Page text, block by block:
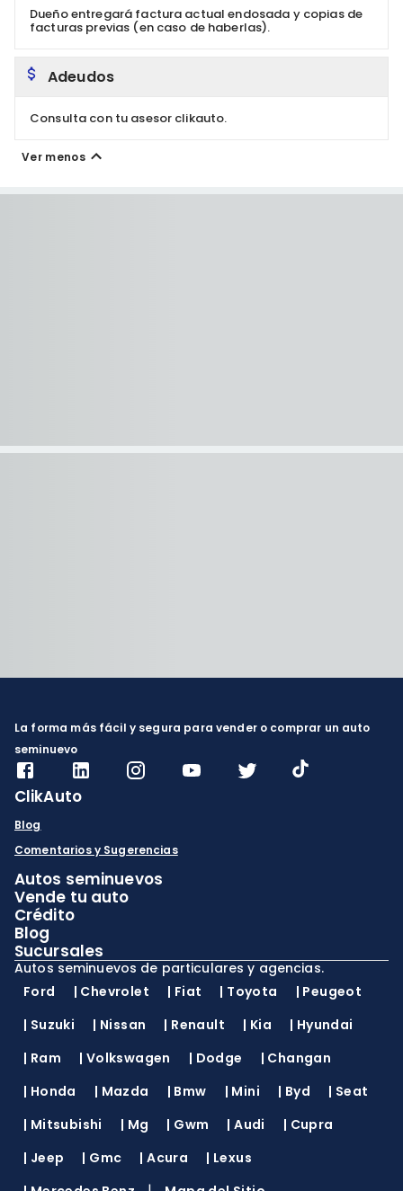
Dueño entregará factura actual endosada y copias de
facturas previas (en caso de haberlas).
Adeudos
Consulta con tu asesor clikauto.
Ver menos
La forma más fácil y segura para vender o comprar un auto
seminuevo
ClikAuto
Blog
Comentarios y Sugerencias
Autos seminuevos
Vende tu auto
Crédito
Blog
Sucursales
Autos seminuevos de particulares y agencias.
Ford
| Chevrolet | Fiat | Toyota | Peugeot
| Suzuki | Nissan | Renault | Kia | Hyundai
| Ram | Volkswagen | Dodge | Changan
| Honda | Mazda | Bmw | Mini | Byd | Seat
| Mitsubishi | Mg | Gwm |Audi | Cupra
| Jeep | Gmc |Acura | Lexus